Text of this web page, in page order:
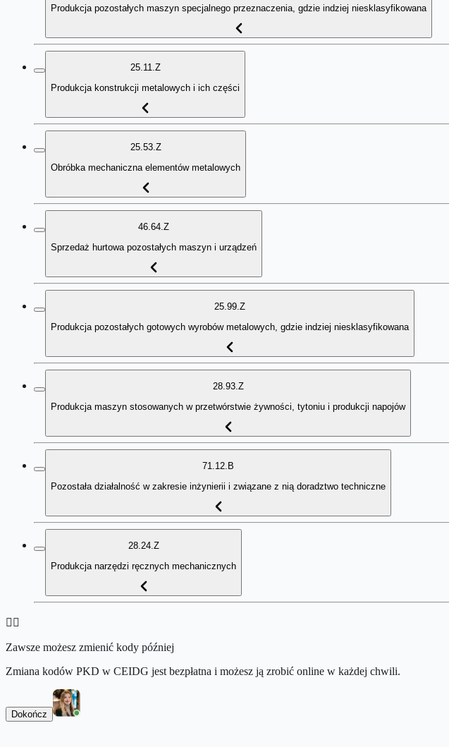
Produkcja pozostałych maszyn specjalnego przeznaczenia, gdzie indziej niesklasyfikowana
25.11.Z
Produkcja konstrukcji metalowych i ich części
25.53.Z
Obróbka mechaniczna elementów metalowych
46.64.Z
Sprzedaż hurtowa pozostałych maszyn i urządzeń
25.99.Z
Produkcja pozostałych gotowych wyrobów metalowych, gdzie indziej niesklasyfikowana
28.93.Z
Produkcja maszyn stosowanych w przetwórstwie żywności, tytoniu i produkcji napojów
71.12.B
Pozostała działalność w zakresie inżynierii i związane z nią doradztwo techniczne
28.24.Z
Produkcja narzędzi ręcznych mechanicznych
👉🏻
Zawsze możesz zmienić kody później
Zmiana kodów PKD w CEIDG jest bezpłatna i możesz ją zrobić online w każdej chwili.
Dokończ